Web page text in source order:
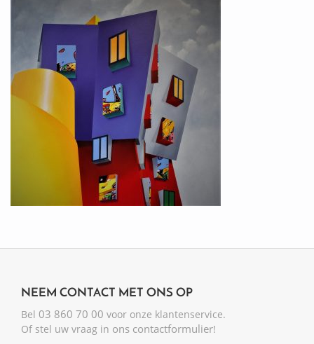
NEEM CONTACT MET ONS OP
Bel 03 860 70 00 voor onze klantenservice.
Of stel uw vraag in ons contactformulier!